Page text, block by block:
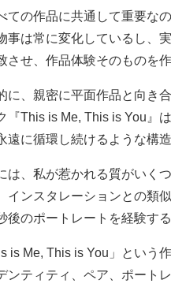
ての作品に共通して重要な
事は常に変化しているし、
させ、作品体験そのものを
に、親密に平面作品と向き
『This is Me, This is You』
遠に循環し続けるような構
は、私が惹かれる質がいく
インスタレーションとの類
後のポートレートを経験する
is Me, This is You」とい
ンティティ、ペア、ポート